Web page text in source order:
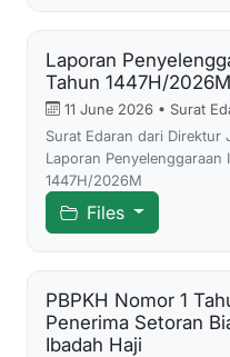
Laporan
Tahun 1447H/2026M
11 June 2026 • Surat
Surat Edaran dari Direktur
Laporan
1447H/2026M
Files
PBPKH Nomor 1
Penerima Setoran
Ibadah Haji